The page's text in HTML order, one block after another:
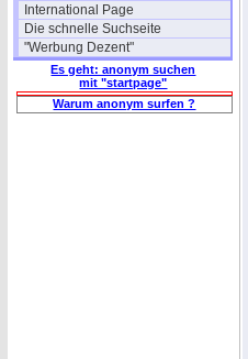
International Page
Die schnelle Suchseite
"Werbung Dezent"
Es geht: anonym suchen
mit "startpage"
Warum anonym surfen ?